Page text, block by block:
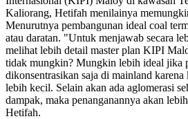
Kaliorang, Hetifah menilainya
Menurutnya pembangunan ideal coal
atau daratan. "Untuk menjawab secara
melihat lebih detail master plan KIPI
tidak mungkin? Mungkin lebih ideal jika
dikonsentrasikan saja di mainland
lebih kecil. Selain akan ada aglomerasi
dampak, maka penanganannya akan
Hetifah.